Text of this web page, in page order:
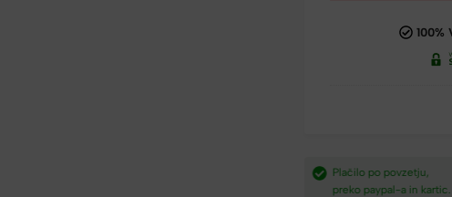
100%
Hitra dostava iz
v 2-4 dneh.​